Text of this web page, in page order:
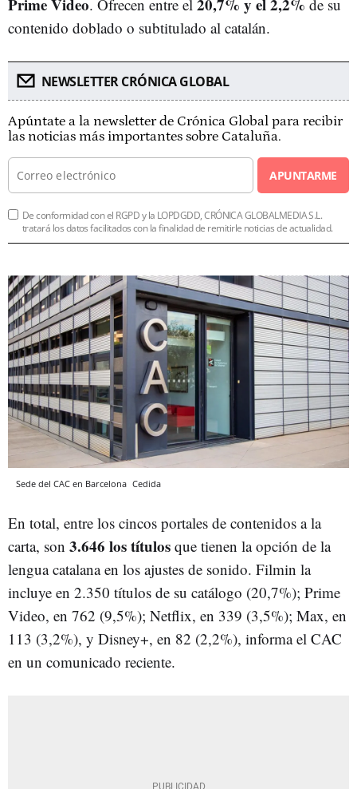
Prime Video. Ofrecen entre el 20,7% y el 2,2% de su
contenido doblado o subtitulado al catalán.
NEWSLETTER CRÓNICA GLOBAL
Apúntate a la newsletter de Crónica Global para recibir
las noticias más importantes sobre Cataluña.
APUNTARME
De conformidad con el RGPD y la LOPDGDD, CRÓNICA GLOBALMEDIA S.L.
tratará los datos facilitados con la finalidad de remitirle noticias de actualidad.
Sede del CAC en Barcelona Cedida
En total, entre los cincos portales de contenidos a la
carta, son 3.646 los títulos que tienen la opción de la
lengua catalana en los ajustes de sonido. Filmin la
incluye en 2.350 títulos de su catálogo (20,7%); Prime
Video, en 762 (9,5%); Netflix, en 339 (3,5%); Max, en
113 (3,2%), y Disney+, en 82 (2,2%), informa el CAC
en un comunicado reciente.